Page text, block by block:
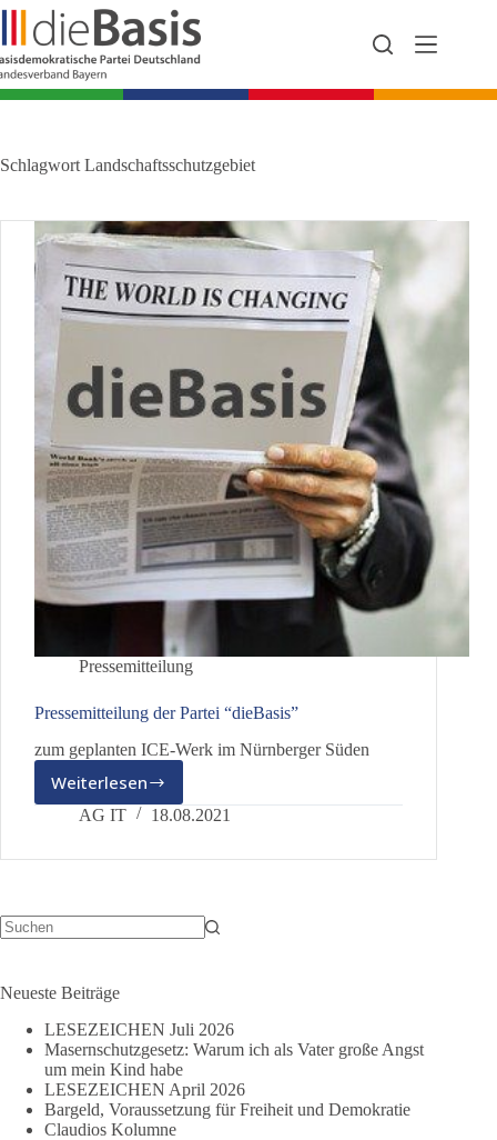
Zum
Inhalt
springen
Schlagwort Landschaftsschutzgebiet
Pressemitteilung
Pressemitteilung der Partei “dieBasis”
zum geplanten ICE-Werk im Nürnberger Süden
WeiterlesenPressemitteilung
der
“dieBasis”
AG IT 18.08.2021
Neueste Beiträge
LESEZEICHEN Juli 2026
Masernschutzgesetz: Warum ich als Vater große Angst
um mein Kind habe
LESEZEICHEN April 2026
Bargeld, Voraussetzung für Freiheit und Demokratie
Claudios Kolumne